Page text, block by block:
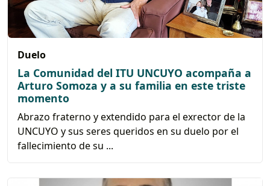
Duelo
La Comunidad del ITU UNCUYO acompaña a
Arturo Somoza y a su familia en este triste
momento
Abrazo fraterno y extendido para el exrector de la
UNCUYO y sus seres queridos en su duelo por el
fallecimiento de su ...